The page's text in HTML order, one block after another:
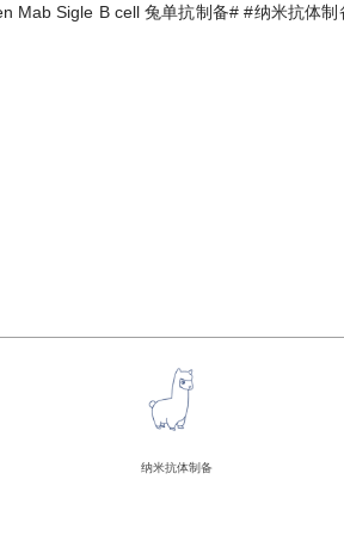
Mab Sigle B cell兔单抗制备# #纳米抗体制
纳米抗体制备